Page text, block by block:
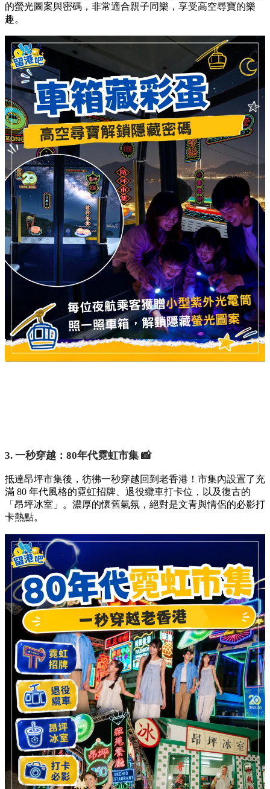
的螢光圖案與密碼，非常適合親子同樂，享受高空尋寶的樂
趣。
3. 一秒穿越：80年代霓虹市集 📸
抵達昂坪市集後，彷彿一秒穿越回到老香港！市集內設置了充
滿 80 年代風格的霓虹招牌、退役纜車打卡位，以及復古的
「昂坪冰室」。濃厚的懷舊氣氛，絕對是文青與情侶的必影打
卡熱點。